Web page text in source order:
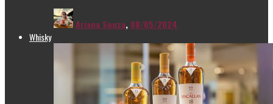
Ariana Souza, 08/05/2024
Whisky